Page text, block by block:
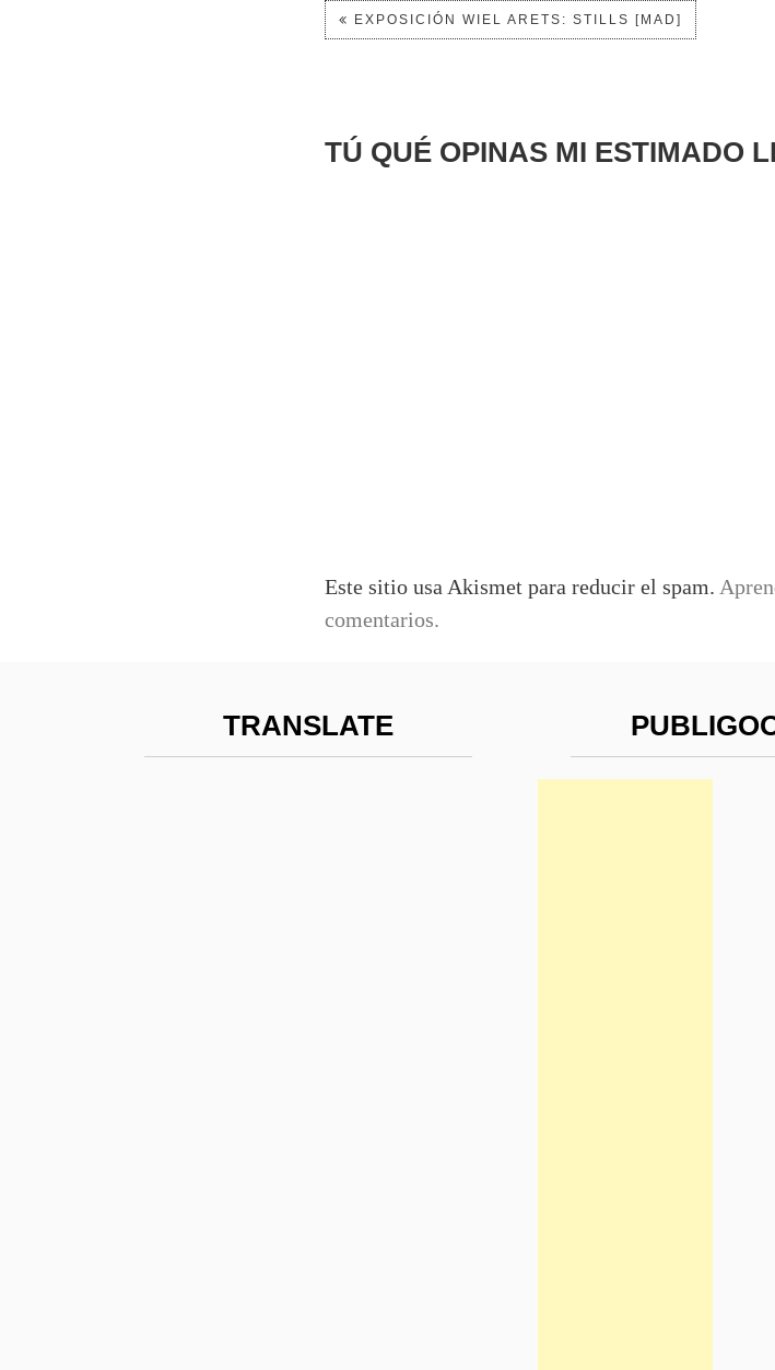
EXPOSICIÓN WIEL ARETS: STILLS [MAD]
TÚ QUÉ OPINAS MI ESTIMADO
Este sitio usa Akismet para reducir el spam.
comentarios.
TRANSLATE